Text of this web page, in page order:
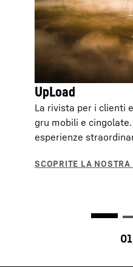
UpLoad
La rivista per i clienti
gru mobili e
esperienze